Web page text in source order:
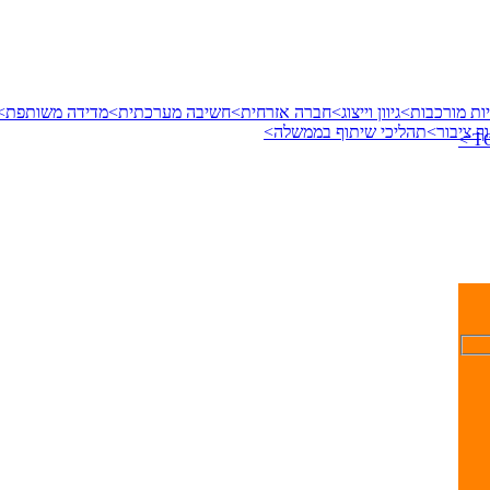
מורכבות>גיוון וייצוג>חברה אזרחית>חשיבה מערכתית>מדידה
ציבור>תהליכי שיתוף בממשלה>